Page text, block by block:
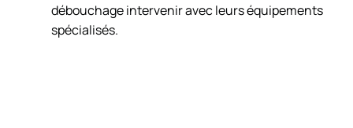
débouchage intervenir avec leurs équipements
spécialisés.